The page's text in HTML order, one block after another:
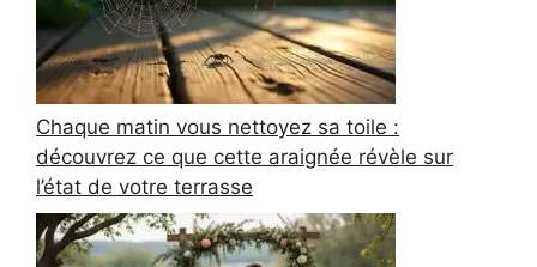
Chaque matin vous nettoyez sa toile :
découvrez ce que cette araignée révèle sur
l’état de votre terrasse